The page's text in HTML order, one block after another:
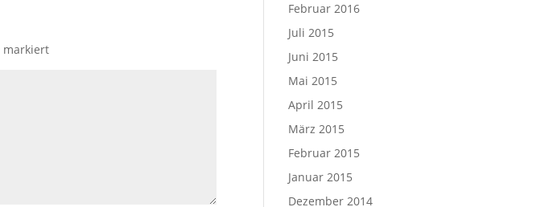
markiert
Februar 2016
Juli 2015
Juni 2015
Mai 2015
April 2015
März 2015
Februar 2015
Januar 2015
Dezember 2014